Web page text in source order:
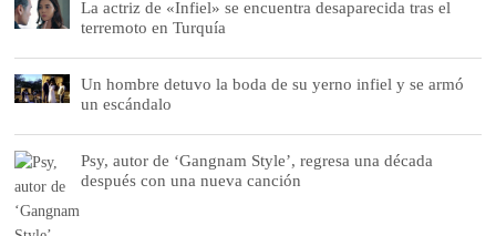
La actriz de «Infiel» se encuentra desaparecida tras el
terremoto en Turquía
Un hombre detuvo la boda de su yerno infiel y se armó
un escándalo
Psy, autor de ‘Gangnam Style’, regresa una década
después con una nueva canción